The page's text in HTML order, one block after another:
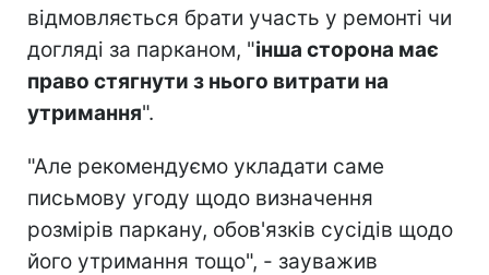
відмовляється брати участь у ремонті чи
догляді за парканом, "інша сторона має
право стягнути з нього витрати на
утримання".
"Але рекомендуємо укладати саме
письмову угоду щодо визначення
розмірів паркану, обов'язків сусідів щодо
його утримання тощо", - зауважив